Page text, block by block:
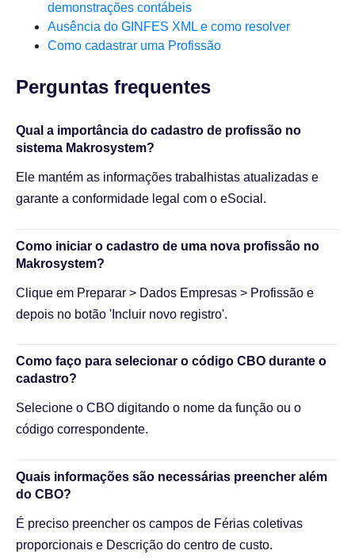
demonstrações contábeis
Ausência do GINFES XML e como resolver
Como cadastrar uma Profissão
Perguntas frequentes​
Qual a importância do cadastro de profissão no
sistema Makrosystem?
Ele mantém as informações trabalhistas atualizadas e
garante a conformidade legal com o eSocial.
Como iniciar o cadastro de uma nova profissão no
Makrosystem?
Clique em Preparar > Dados Empresas > Profissão e
depois no botão 'Incluir novo registro'.
Como faço para selecionar o código CBO durante o
cadastro?
Selecione o CBO digitando o nome da função ou o
código correspondente.
Quais informações são necessárias preencher além
do CBO?
É preciso preencher os campos de Férias coletivas
proporcionais e Descrição do centro de custo.